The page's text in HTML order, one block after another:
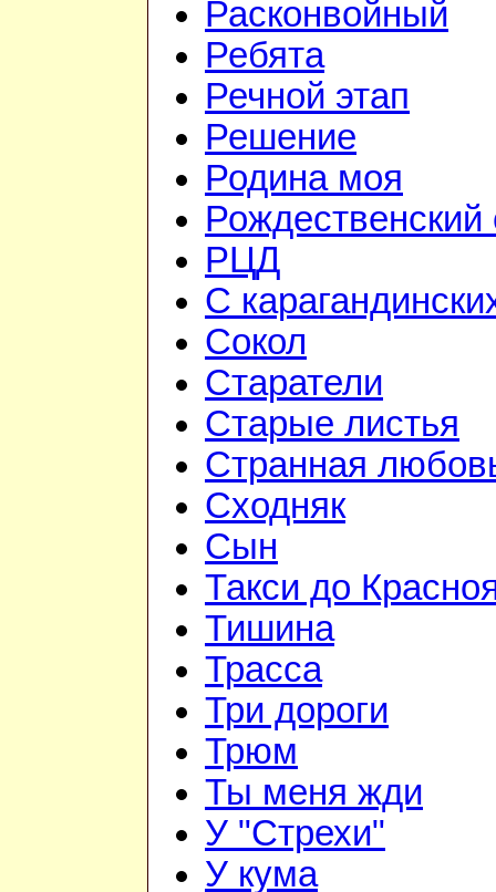
Расконвойный
Ребята
Речной этап
Решение
Родина моя
Рождественский
РЦД
С
Сокол
Старатели
Старые листья
Странная
Сходняк
Сын
Такси до
Тишина
Трасса
Три дороги
Трюм
Ты меня жди
У "Стрехи"
У кума